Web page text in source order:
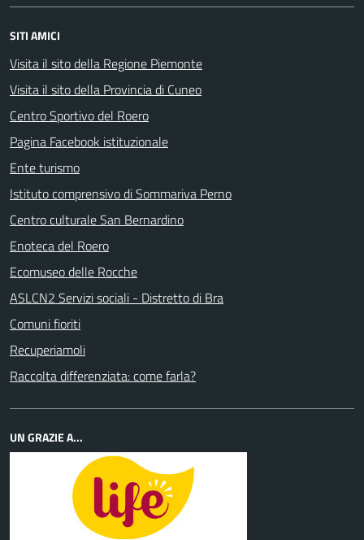
SITI AMICI
Visita il sito della Regione Piemonte
Visita il sito della Provincia di Cuneo
Centro Sportivo del Roero
Pagina Facebook istituzionale
Ente turismo
Istituto comprensivo di Sommariva Perno
Centro culturale San Bernardino
Enoteca del Roero
Ecomuseo delle Rocche
ASLCN2 Servizi sociali - Distretto di Bra
Comuni fioriti
Recuperiamoli
Raccolta differenziata: come farla?
UN GRAZIE A...